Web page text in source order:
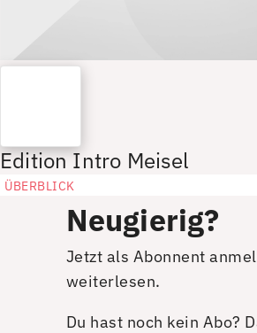
Edition Intro Meisel
ÜBERBLICK
Neugierig?
Jetzt als Abonnent
weiterlesen.
Du hast noch kein Abo?